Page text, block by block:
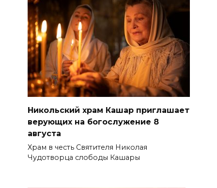
Никольский храм Кашар приглашает
верующих на богослужение 8
августа
Храм в честь Святителя Николая
Чудотворца слободы Кашары